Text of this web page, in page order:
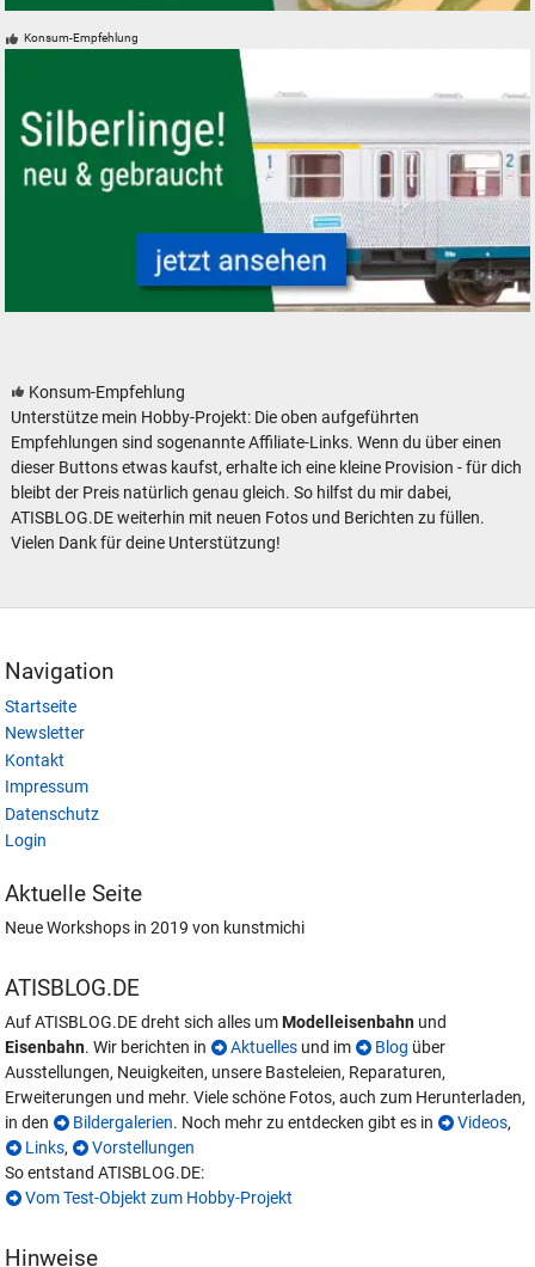
Konsum-Empfehlung
Konsum-Empfehlung
Unterstütze mein Hobby-Projekt: Die oben aufgeführten
Empfehlungen sind sogenannte Affiliate-Links. Wenn du über einen
dieser Buttons etwas kaufst, erhalte ich eine kleine Provision - für dich
bleibt der Preis natürlich genau gleich. So hilfst du mir dabei,
ATISBLOG.DE weiterhin mit neuen Fotos und Berichten zu füllen.
Vielen Dank für deine Unterstützung!
Navigation
Startseite
Newsletter
Kontakt
Impressum
Datenschutz
Login
Aktuelle Seite
Neue Workshops in 2019 von kunstmichi
ATISBLOG.DE
Auf ATISBLOG.DE dreht sich alles umModelleisenbahn und
Eisenbahn. Wir berichten in Aktuelles und im Blog über
Ausstellungen, Neuigkeiten, unsere Basteleien, Reparaturen,
Erweiterungen und mehr. Viele schöne Fotos, auch zum Herunterladen,
in den
Bildergalerien. Noch mehr zu entdecken gibt es in Videos,
Links,
Vorstellungen
So entstand ATISBLOG.DE:
Vom Test-Objekt zum Hobby-Projekt
Hinweise